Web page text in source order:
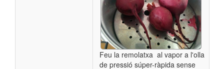
Feu la remolatxa al vapor a l'olla
de pressió súper-ràpida sense